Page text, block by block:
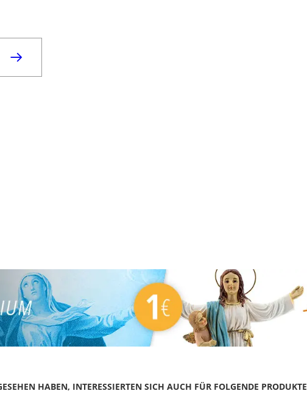
HABEN, INTERESSIERTEN SICH AUCH FÜR FOLGENDE PRODUKTE